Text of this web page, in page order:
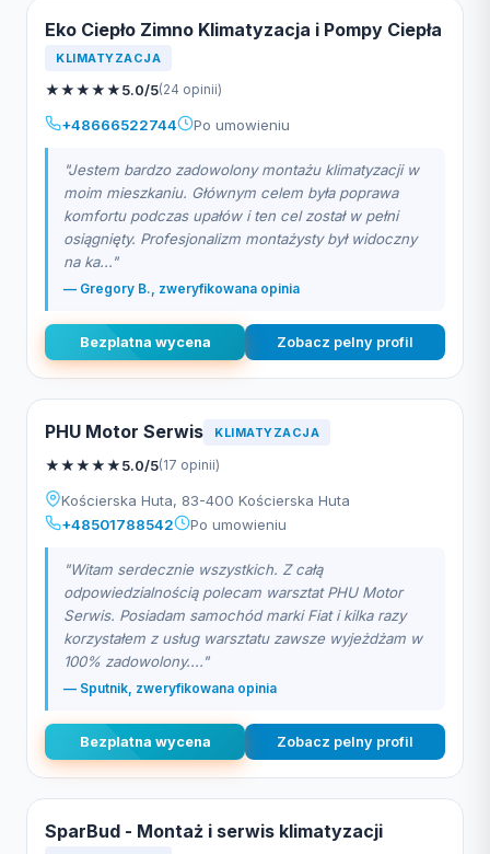
Eko Ciepło Zimno Klimatyzacja i Pompy Ciepła
KLIMATYZACJA
★★★★★5.0/5(24 opinii)
+48666522744 Po umowieniu
"Jestem bardzo zadowolony montażu klimatyzacji w
moim mieszkaniu. Głównym celem była poprawa
komfortu podczas upałów i ten cel został w pełni
osiągnięty. Profesjonalizm montażysty był widoczny
na ka..."
— Gregory B., zweryfikowana opinia
Bezplatna wycena Zobacz pelny profil
PHU Motor Serwis KLIMATYZACJA
★★★★★5.0/5(17 opinii)
Kościerska Huta, 83-400 Kościerska Huta
+48501788542
Po umowieniu
"Witam serdecznie wszystkich. Z całą
odpowiedzialnością polecam warsztat PHU Motor
Serwis. Posiadam samochód marki Fiat i kilka razy
korzystałem z usług warsztatu zawsze wyjeżdżam w
100% zadowolony...."
— Sputnik, zweryfikowana opinia
Bezplatna wycena Zobacz pelny profil
SparBud - Montaż i serwis klimatyzacji